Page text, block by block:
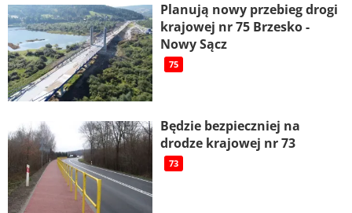
Planują nowy przebieg drogi
krajowej nr 75 Brzesko -
Nowy Sącz
75
Będzie bezpieczniej na
drodze krajowej nr 73
73